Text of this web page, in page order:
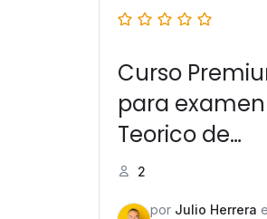
Curso
para examen
Teorico de
manejo en
Virginia
2
por Julio Herrera